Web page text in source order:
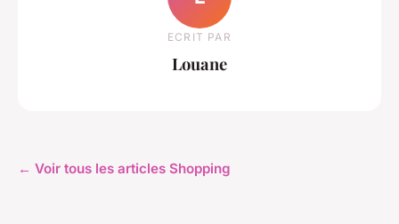
ECRIT PAR
Louane
← Voir tous les articles Shopping